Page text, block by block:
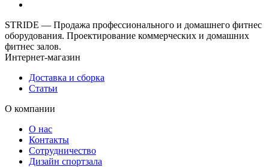
STRIDE — Продажа профессионального и домашнего фитнес
оборудования. Проектирование коммерческих и домашних
фитнес залов.
Интернет-магазин
Доставка и сборка
Статьи
О компании
О нас
Контакты
Сотрудничество
Дизайн спортзала